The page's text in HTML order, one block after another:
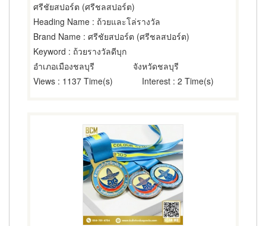
ศรีชัยสปอร์ต (ศรีชลสปอร์ต)
Heading Name : ถ้วยและโล่รางวัล
Brand Name : ศรีชัยสปอร์ต (ศรีชลสปอร์ต)
Keyword : ถ้วยรางวัลดีบุก
อำเภอเมืองชลบุรี
จังหวัดชลบุรี
Views : 1137 Time(s) Interest : 2 Time(s)